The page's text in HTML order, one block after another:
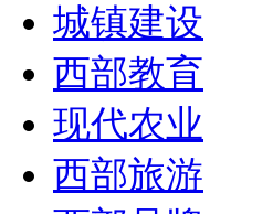
城镇建设
西部教育
现代农业
西部旅游